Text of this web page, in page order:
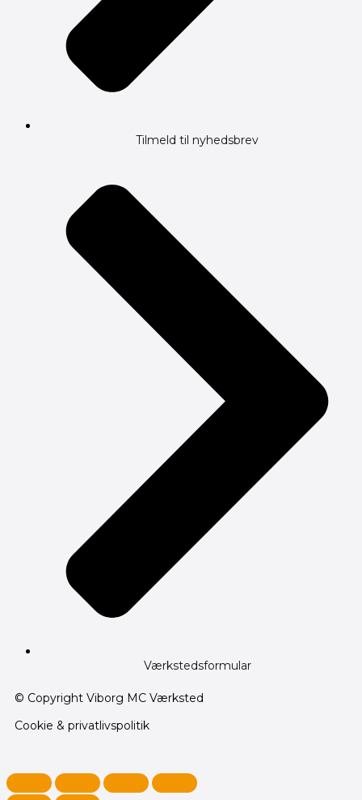
Tilmeld til nyhedsbrev
Værkstedsformular
© Copyright Viborg MC Værksted
Cookie & privatlivspolitik